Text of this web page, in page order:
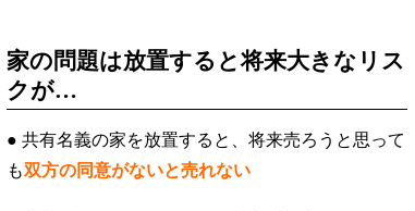
家の問題は放置すると将来大きなリス
クが…
● 共有名義の家を放置すると、将来売ろうと思って
も双方の同意がないと売れない